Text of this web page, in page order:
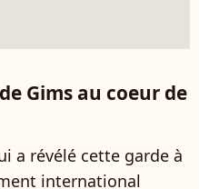
Gims au coeur de
a révélé cette garde à
international